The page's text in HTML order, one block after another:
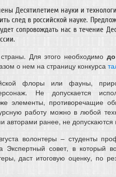
Десятилетием науки и
след в российской науке.
сопровождать нас в течение
Для этого необходимо
о нем на страницу конкурса
флоры или фауны,
Не допускается
элементы, противоречащие
работу можно в любой
авторами ранее, не допускаются
волонтеры – студенты
Экспертный совет, в который
даст итоговую оценку, по